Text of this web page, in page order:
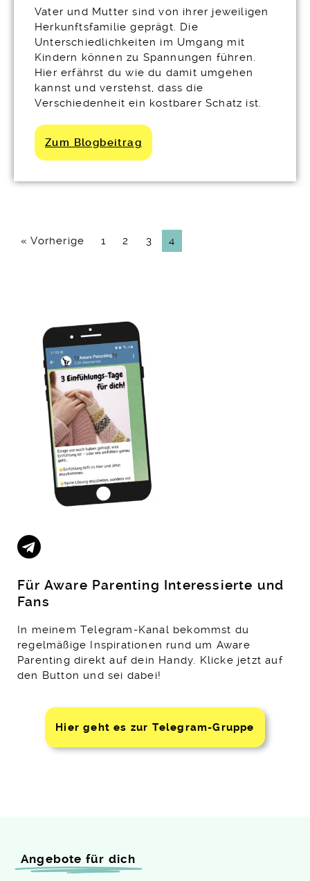
Vater und Mutter sind von ihrer jeweiligen
Herkunftsfamilie geprägt. Die
Unterschiedlichkeiten im Umgang mit
Kindern können zu Spannungen führen.
Hier erfährst du wie du damit umgehen
kannst und verstehst, dass die
Verschiedenheit ein kostbarer Schatz ist.
Zum Blogbeitrag
« Vorherige 1 2 3 4
Für Aware Parenting Interessierte und
Fans
In meinem Telegram-Kanal bekommst du
regelmäßige Inspirationen rund um Aware
Parenting direkt auf dein Handy. Klicke jetzt auf
den Button und sei dabei!
Hier geht es zur Telegram-Gruppe
Angebote für dich